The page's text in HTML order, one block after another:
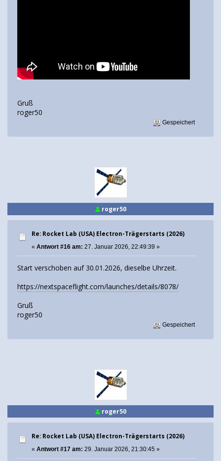
Gruß
roger50
Gespeichert
roger50
Re: Rocket Lab (USA) Electron-Trägerstarts (2026)
« Antwort #16 am: 27. Januar 2026, 22:49:39 »
Start verschoben auf 30.01.2026, dieselbe Uhrzeit.
https://nextspaceflight.com/launches/details/8078/
Gruß
roger50
Gespeichert
roger50
Re: Rocket Lab (USA) Electron-Trägerstarts (2026)
« Antwort #17 am: 29. Januar 2026, 21:30:45 »